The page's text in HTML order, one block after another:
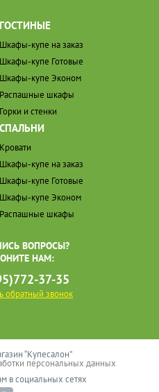
ГОСТИНЫЕ
Шкафы-купе на заказ
Шкафы-купе Готовые
Шкафы-купе Эконом
Распашные шкафы
Горки и стенки
СПАЛЬНИ
Кровати
Шкафы-купе на заказ
Шкафы-купе Готовые
Шкафы-купе Эконом
Распашные шкафы
ВОПРОСЫ?
НАМ:
37-35
обратный звонок
“Купесалон”
персональных данных
в социальных сетях